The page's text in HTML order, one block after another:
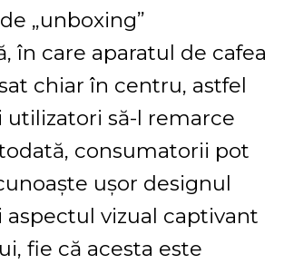
„unboxing”
în care aparatul de cafea
chiar în centru, astfel
să-l remarce
consumatorii pot
ușor designul
aspectul vizual captivant
fie că acesta este